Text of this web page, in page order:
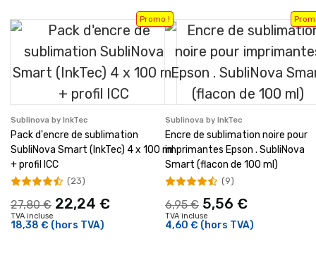
Promo !
Sublinova by InkTec
Pack d'encre de sublimation
SubliNova Smart (InkTec) 4 x 100 ml
+ profil ICC
27,80 € 22,24 €
TVA incluse
18,38 € (hors TVA)
(23)
Sublinova by InkTec
Encre de sublimation noire pour
imprimantes Epson . SubliNova
Smart (flacon de 100 ml)
6,95 € 5,56 €
TVA incluse
4,60 € (hors TVA)
(9)